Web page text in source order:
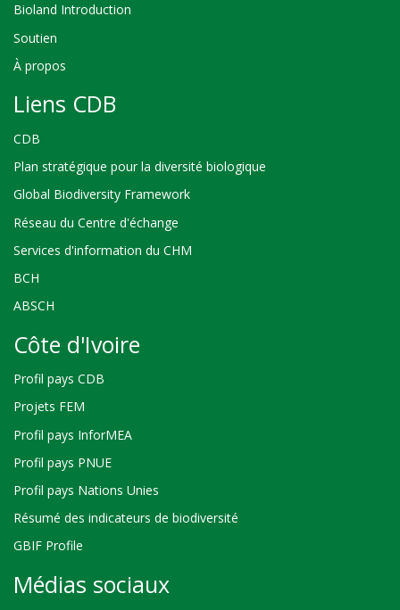
Bioland Introduction
Soutien
À propos
Liens CDB
CDB
Plan stratégique pour la diversité biologique
Global Biodiversity Framework
Réseau du Centre d'échange
Services d'information du CHM
BCH
ABSCH
Côte d'Ivoire
Profil pays CDB
Projets FEM
Profil pays InforMEA
Profil pays PNUE
Profil pays Nations Unies
Résumé des indicateurs de biodiversité
GBIF Profile
Médias sociaux